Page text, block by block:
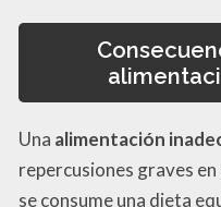
Una alimentación
repercusiones graves
se consume una dieta